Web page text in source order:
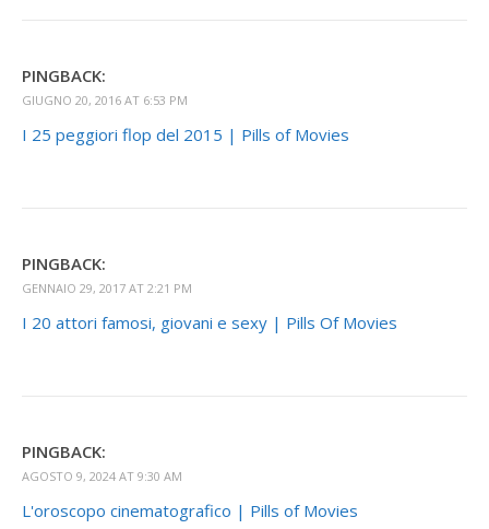
PINGBACK:
GIUGNO 20, 2016 AT 6:53 PM
I 25 peggiori flop del 2015 | Pills of Movies
PINGBACK:
GENNAIO 29, 2017 AT 2:21 PM
I 20 attori famosi, giovani e sexy | Pills Of Movies
PINGBACK:
AGOSTO 9, 2024 AT 9:30 AM
L'oroscopo cinematografico | Pills of Movies